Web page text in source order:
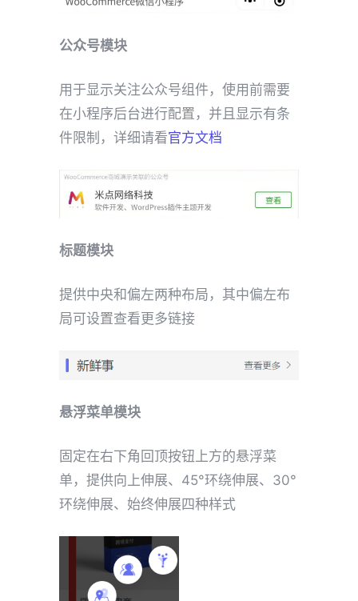
公众号模块
用于显示关注公众号组件，使用前需要
在小程序后台进行配置，并且显示有条
件限制，详细请看官方文档
标题模块
提供中央和偏左两种布局，其中偏左布
局可设置查看更多链接
悬浮菜单模块
固定在右下角回顶按钮上方的悬浮菜
单，提供向上伸展、45°环绕伸展、30°
环绕伸展、始终伸展四种样式